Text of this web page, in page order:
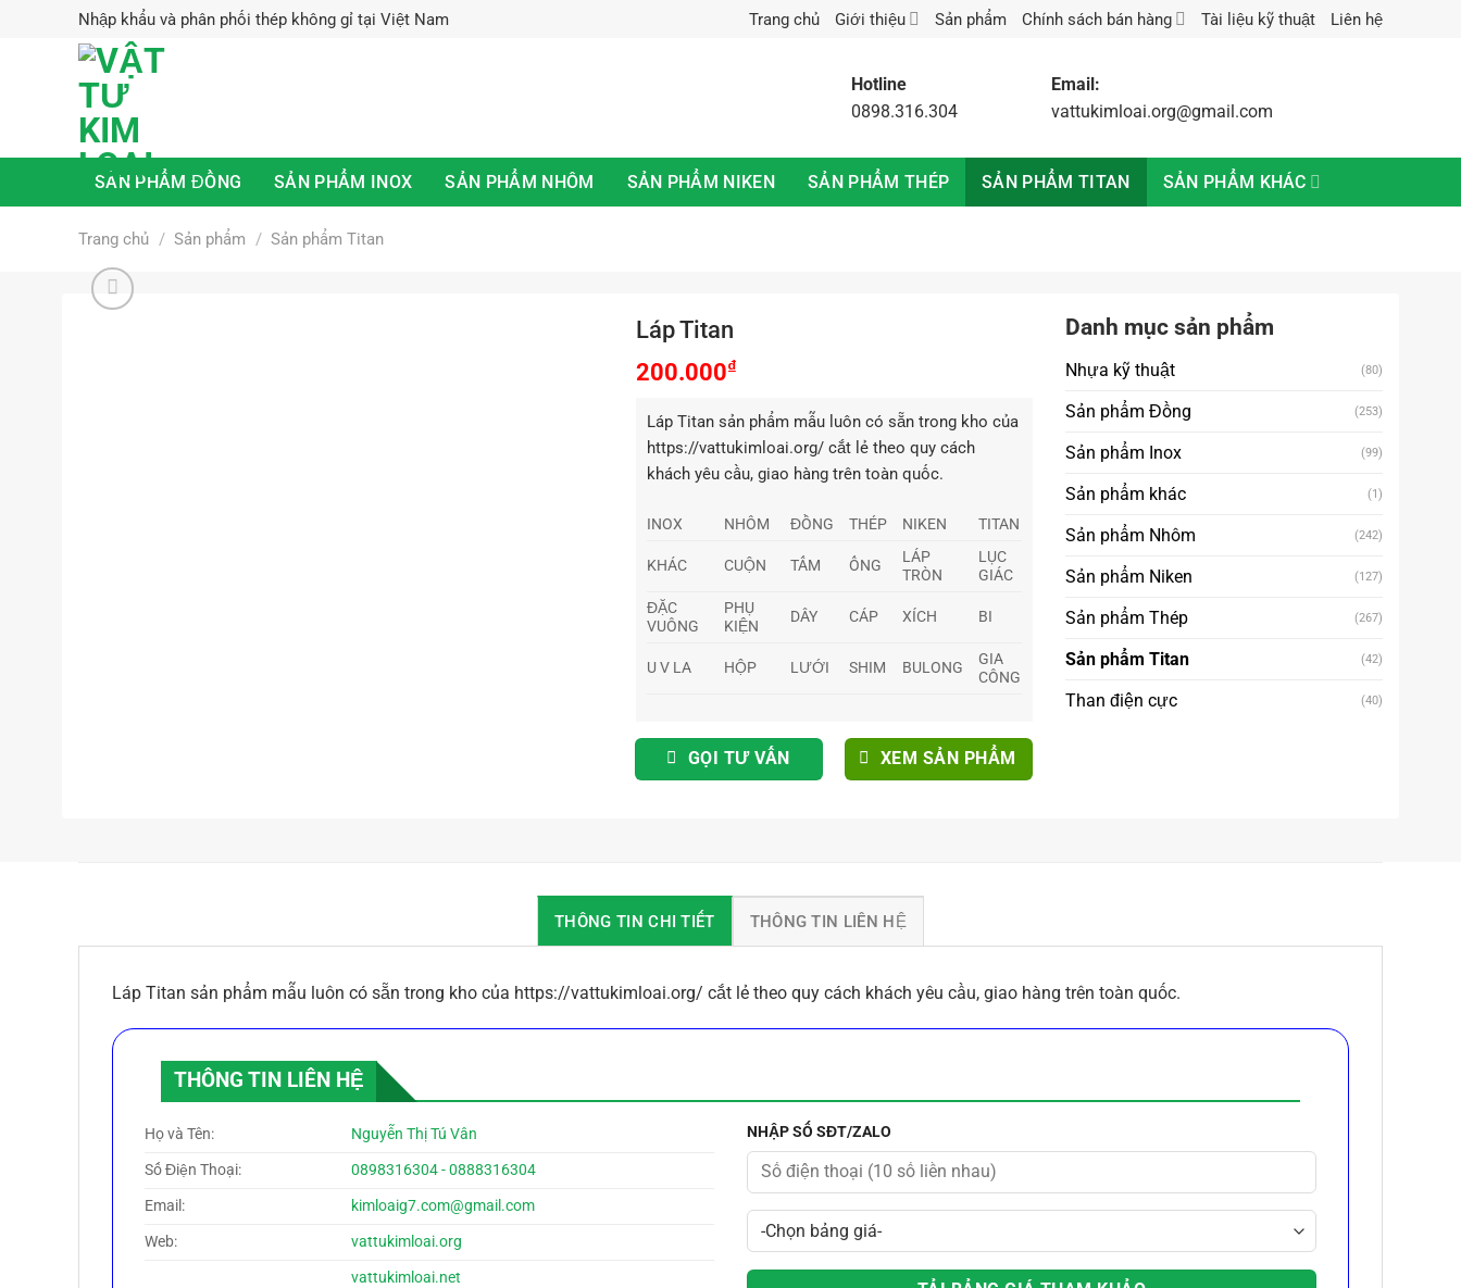
Nhập khẩu và phân phối thép không gỉ tại Việt Nam Trang chủ Giới thiệu Sản phẩm Chính sách bán hàng Tài liệu kỹ thuật Liên hệ
Hotline
0898.316.304
Email:
vattukimloai.org@gmail.com
SẢN PHẨM ĐỒNG SẢN PHẨM INOX SẢN PHẨM NHÔM SẢN PHẨM NIKEN SẢN PHẨM THÉP SẢN PHẨM TITAN SẢN PHẨM KHÁC
Trang chủ / Sản phẩm / Sản phẩm Titan
Láp Titan
200.000₫
Láp Titan sản phẩm mẫu luôn có sẵn trong kho của
https://vattukimloai.org/ cắt lẻ theo quy cách
khách yêu cầu, giao hàng trên toàn quốc.
INOX NHÔM ĐỒNG THÉP NIKEN TITAN
KHÁC CUỘN TẤM ỐNG
LÁP
TRÒN
LỤC
GIÁC
ĐẶC
VUÔNG
PHỤ
KIỆN
DÂY CÁP XÍCH BI
U V LA HỘP LƯỚI SHIM BULONG
GIA
CÔNG
GỌI TƯ VẤN XEM SẢN PHẨM
Danh mục sản phẩm
Nhựa kỹ thuật (80)
Sản phẩm Đồng (253)
Sản phẩm Inox (99)
Sản phẩm khác (1)
Sản phẩm Nhôm (242)
Sản phẩm Niken (127)
Sản phẩm Thép (267)
Sản phẩm Titan (42)
Than điện cực (40)
THÔNG TIN CHI TIẾT THÔNG TIN LIÊN HỆ
Láp Titan sản phẩm mẫu luôn có sẵn trong kho của https://vattukimloai.org/ cắt lẻ theo quy cách khách yêu cầu, giao hàng trên toàn quốc.
THÔNG TIN LIÊN HỆ
Họ và Tên:
Nguyễn Thị Tú Vân
Số Điện Thoại:
0898316304 - 0888316304
Email:
kimloaig7.com@gmail.com
Web:
vattukimloai.org
vattukimloai.net
NHẬP SỐ SĐT/ZALO